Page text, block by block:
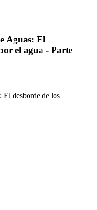
Aguas: El
el agua - Parte
El desborde de los